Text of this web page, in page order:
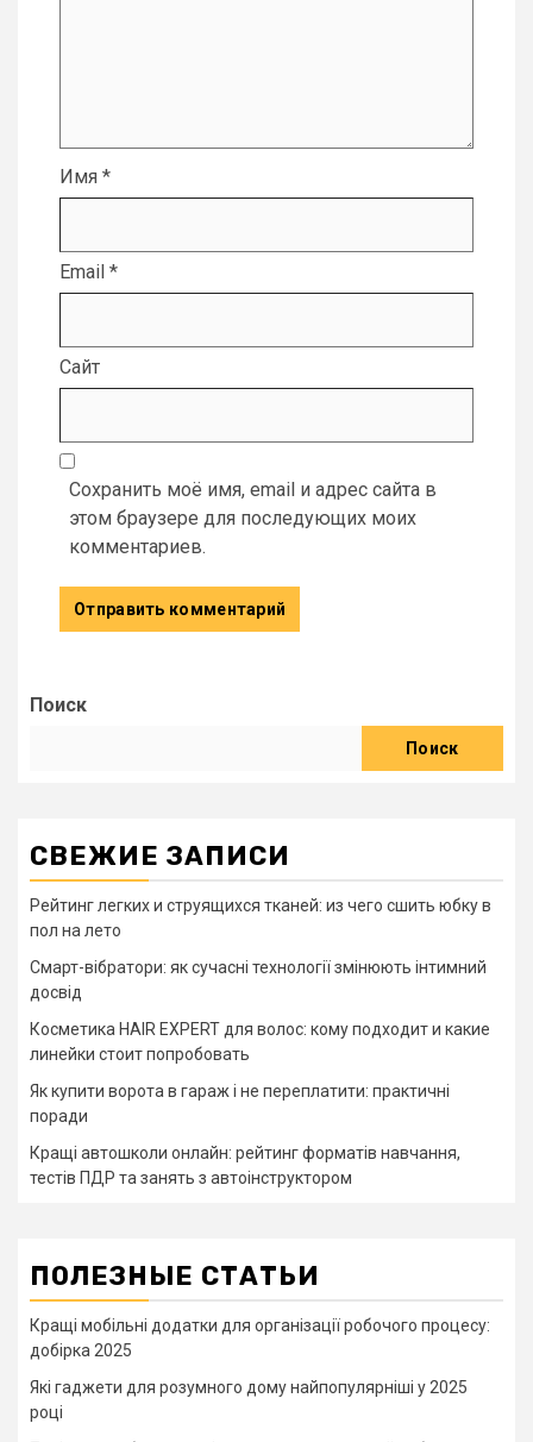
Имя *
Email *
Сайт
Сохранить моё имя, email и адрес сайта в
этом браузере для последующих моих
комментариев.
Поиск
Поиск
СВЕЖИЕ ЗАПИСИ
Рейтинг легких и струящихся тканей: из чего сшить юбку в
пол на лето
Смарт-вібратори: як сучасні технології змінюють інтимний
досвід
Косметика HAIR EXPERT для волос: кому подходит и какие
линейки стоит попробовать
Як купити ворота в гараж і не переплатити: практичні
поради
Кращі автошколи онлайн: рейтинг форматів навчання,
тестів ПДР та занять з автоінструктором
ПОЛЕЗНЫЕ СТАТЬИ
Кращі мобільні додатки для організації робочого процесу:
добірка 2025
Які гаджети для розумного дому найпопулярніші у 2025
році